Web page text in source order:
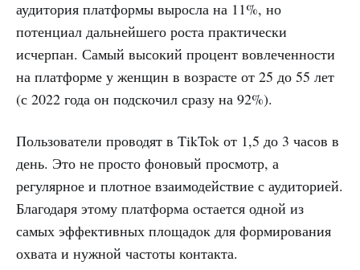
аудитория платформы выросла на 11%, но
потенциал дальнейшего роста практически
исчерпан. Самый высокий процент вовлеченности
на платформе у женщин в возрасте от 25 до 55 лет
(с 2022 года он подскочил сразу на 92%).
Пользователи проводят в TikTok от 1,5 до 3 часов в
день. Это не просто фоновый просмотр, а
регулярное и плотное взаимодействие с аудиторией.
Благодаря этому платформа остается одной из
самых эффективных площадок для формирования
охвата и нужной частоты контакта.